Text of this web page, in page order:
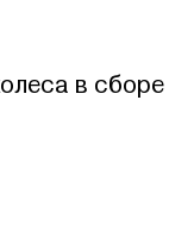
в сборе